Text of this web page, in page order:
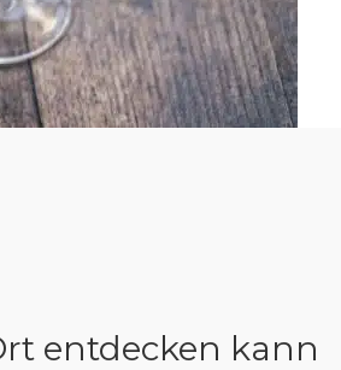
entdecken kann